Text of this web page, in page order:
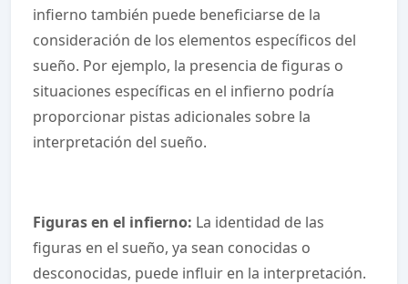
infierno también puede beneficiarse de la
consideración de los elementos específicos del
sueño. Por ejemplo, la presencia de figuras o
situaciones específicas en el infierno podría
proporcionar pistas adicionales sobre la
interpretación del sueño.
Figuras en el infierno: La identidad de las
figuras en el sueño, ya sean conocidas o
desconocidas, puede influir en la interpretación.